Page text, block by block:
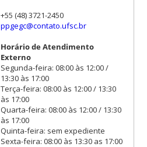
+55 (48) 3721-2450
ppgegc@contato.ufsc.br
Horário de Atendimento
Externo
Segunda-feira: 08:00 às 12:00 /
13:30 às 17:00
Terça-feira: 08:00 às 12:00 / 13:30
às 17:00
Quarta-feira: 08:00 às 12:00 / 13:30
às 17:00
Quinta-feira: sem expediente
Sexta-feira: 08:00 às 13:30 as 17:00